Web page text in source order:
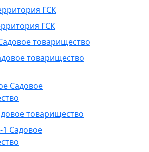
ГСК
ГСК
товарищество
товарищество
Садовое
товарищество
Садовое